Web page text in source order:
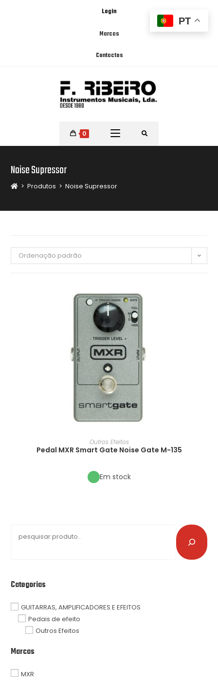
Login
Marcas
Contactos
0
Noise Supressor
> Produtos > Noise Supressor
Ordenação padrão
Outros Efeitos
Pedal MXR Smart Gate Noise Gate M-135
Em stock
Categorias
GUITARRAS, AMPLIFICADORES E EFEITOS
Pedais de efeito
Outros Efeitos
Marcas
MXR
PT